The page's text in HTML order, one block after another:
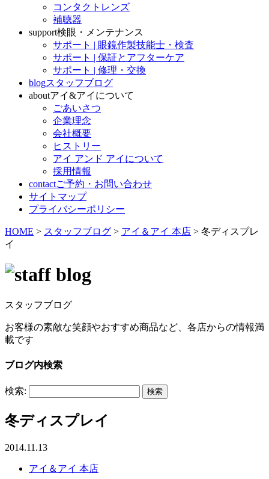
コンタクトレンズ
補聴器
support検眼・メンテナンス
サポート | 眼鏡作製技能士・検査
サポート | 保証とアフターケア
サポート | 修理・交換
blogスタッフブログ
aboutアイ&アイについて
ごあいさつ
企業理念
会社概要
ヒストリー
アイ アンド アイについて
採用情報
contactご予約・お問い合わせ
サイトマップ
プライバシーポリシー
HOME > スタッフブログ > アイ＆アイ 本店 > 冬ディスプレ
イ
スタッフブログ
お客様の素敵な笑顔やおすすめ商品など、各店からの情報満
載です
ブログ内検索
検索:
冬ディスプレイ
2014.11.13
アイ＆アイ 本店